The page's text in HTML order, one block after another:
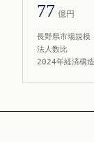
77 億円
長野県市場規
法人数比
2024年経済構